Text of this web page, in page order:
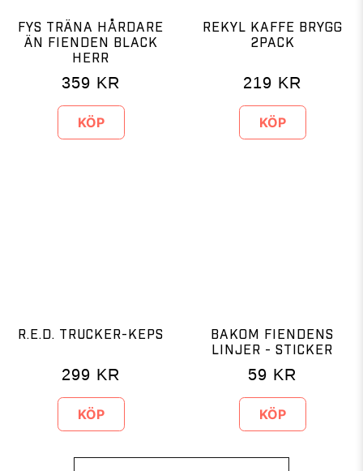
FYS TRÄNA HÅRDARE
ÄN FIENDEN BLACK
HERR
359 KR
KÖP
REKYL KAFFE BRYGG
2PACK
219 KR
KÖP
R.E.D. TRUCKER-KEPS
299 KR
KÖP
BAKOM FIENDENS
LINJER - STICKER
59 KR
KÖP